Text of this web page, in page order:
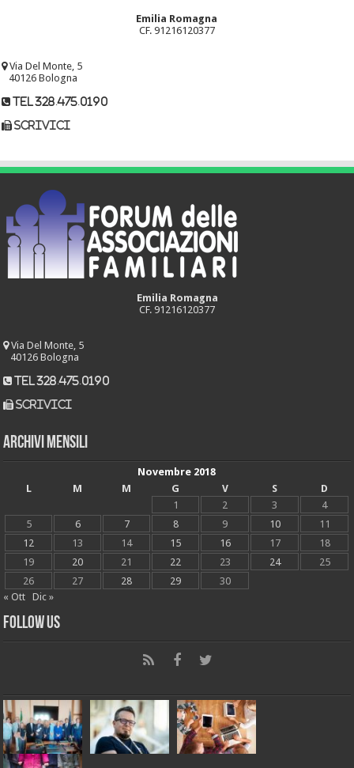
Emilia Romagna
CF. 91216120377
Via Del Monte, 5
40126 Bologna
tel 328.475.0190
scrivici
Emilia Romagna
CF. 91216120377
Via Del Monte, 5
40126 Bologna
tel 328.475.0190
scrivici
Archivi mensili
Novembre 2018
L
M M G V S
D
1
2 3
4
5
6 7 8 9 10
11
12
13 14 15 16 17
18
19
20 21 22 23 24
25
26
27 28 29
30
« Ott
Dic »
Follow Us